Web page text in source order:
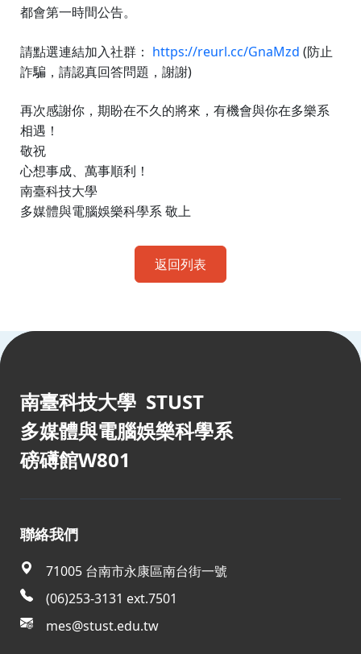
都會第一時間公告。
請點選連結加入社群： https://reurl.cc/GnaMzd (防止
詐騙，請認真回答問題，謝謝)
再次感謝你，期盼在不久的將來，有機會與你在多樂系
相遇！
敬祝
心想事成、萬事順利！
南臺科技大學
多媒體與電腦娛樂科學系 敬上
返回列表
南臺科技大學 STUST
多媒體與電腦娛樂科學系
磅礡館W801
聯絡我們
71005 台南市永康區南台街一號
(06)253-3131 ext.7501
mes@stust.edu.tw